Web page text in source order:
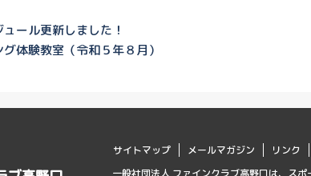
ール更新しました！
体験教室（令和５年８月）
サイトマップ メールマガジン リンク